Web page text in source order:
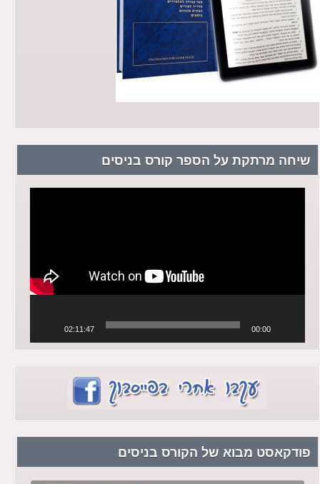
שיחה מרתקת על הספר קורס בניסים
00:00
02:11:47
פודקאסט מבוא של הקורס בניסים